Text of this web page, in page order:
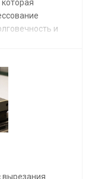
и
на листе
вырезания